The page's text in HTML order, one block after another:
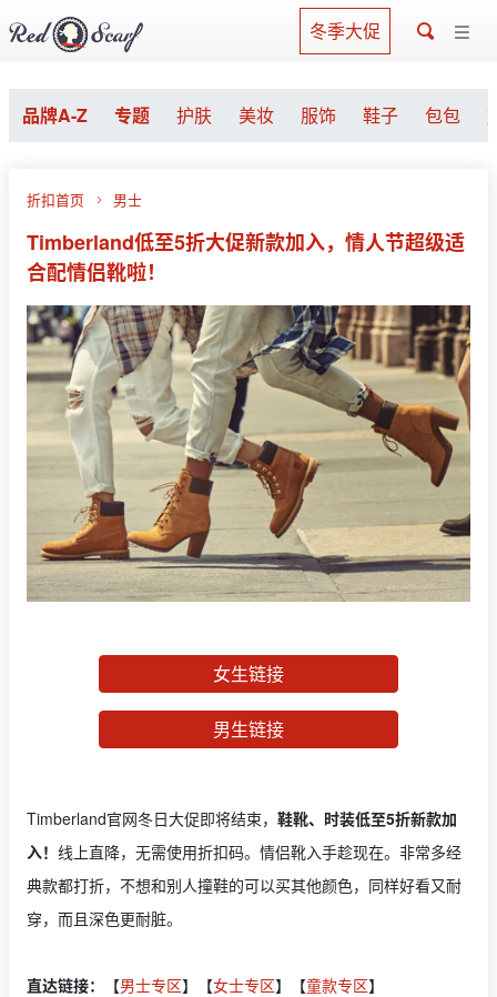
冬季大促
品牌A-Z 专题 护肤 美妆 服饰 鞋子 包包
折扣首页 男士
Timberland低至5折大促新款加入，情人节超级适
合配情侣靴啦！
女生链接
男生链接
Timberland官网冬日大促即将结束， 鞋靴、时装低至5折新款加
入！ 线上直降，无需使用折扣码。情侣靴入手趁现在。非常多经
典款都打折，不想和别人撞鞋的可以买其他颜色，同样好看又耐
穿，而且深色更耐脏。
直达链接： 【男士专区】【女士专区】【童款专区】